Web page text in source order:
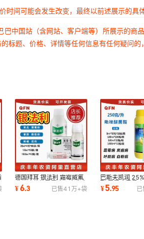
间可能会发生改变，最终以前述展示的具
中国站（含网站、客户端等）所展示的
标题、价格、详情等任何信息有任何疑问
德国拜耳 银法利 霜霉威氟
吡菌胺葡萄霜霉病早晚疫病
杀菌剂25毫升
¥6.3 已售41万+袋
巴斯夫凯润
酯 霜霉病黑星
药杀菌剂 8克
¥5.95 已